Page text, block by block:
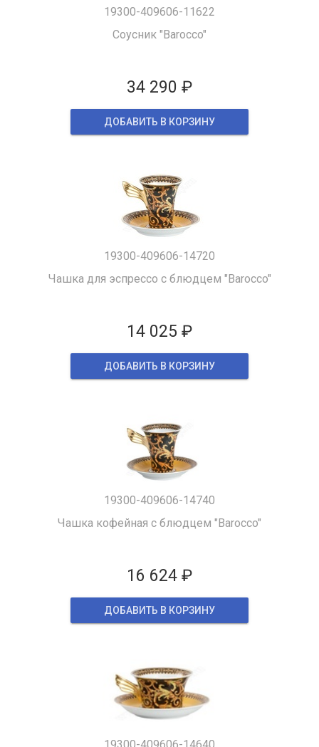
19300-409606-11622
Соусник "Barocco"
34 290 ₽
ДОБАВИТЬ В КОРЗИНУ
19300-409606-14720
Чашка для эспрессо с блюдцем "Barocco"
14 025 ₽
ДОБАВИТЬ В КОРЗИНУ
19300-409606-14740
Чашка кофейная с блюдцем "Barocco"
16 624 ₽
ДОБАВИТЬ В КОРЗИНУ